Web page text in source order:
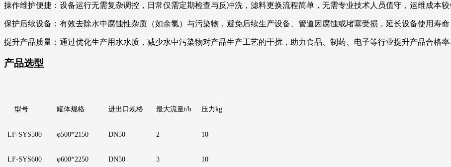
操作维护便捷：设备运行无需复杂调控，日常仅需定期检查与反冲洗，滤料更换流程简单，无需专业技术人员值守，运维成本较
保护后续设备：有效去除水中腐蚀性杂质（如余氯）与污染物，避免后续生产设备、管道因腐蚀或堵塞受损，延长设备使用寿命
提升产品质量：通过优化生产用水水质，减少水中污染物对产品生产工艺的干扰，助力食品、制药、电子等行业提升产品合格率
产品选型
型号 罐体规格 进出口规格 最大流量t/h 压力kg
LF-SYS500 φ500*2150 DN50 2 10
LF-SYS600 φ600*2250 DN50 3 10